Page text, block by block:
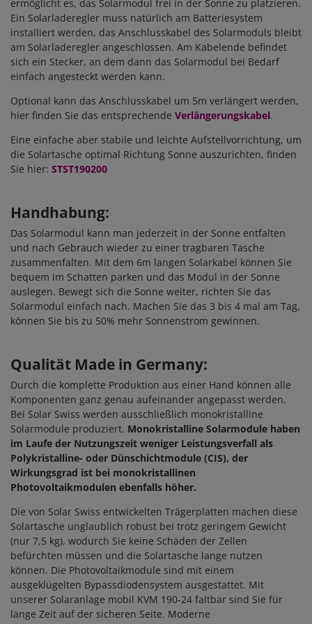
ermöglicht es, das Solarmodul frei in der Sonne zu platzieren.
Ein Solarladeregler muss natürlich am Batteriesystem
installiert werden, das Anschlusskabel des Solarmoduls bleibt
am Solarladeregler angeschlossen. Am Kabelende befindet
sich ein Stecker, an dem dann das Solarmodul bei Bedarf
einfach angesteckt werden kann.
Optional kann das Anschlusskabel um 5m verlängert werden,
hier finden Sie das entsprechende Verlängerungskabel.
Eine einfache aber stabile und leichte Aufstellvorrichtung, um
die Solartasche optimal Richtung Sonne auszurichten, finden
Sie hier: STST190200
Handhabung:
Das Solarmodul kann man jederzeit in der Sonne entfalten
und nach Gebrauch wieder zu einer tragbaren Tasche
zusammenfalten. Mit dem 6m langen Solarkabel können Sie
bequem im Schatten parken und das Modul in der Sonne
auslegen. Bewegt sich die Sonne weiter, richten Sie das
Solarmodul einfach nach. Machen Sie das 3 bis 4 mal am Tag,
können Sie bis zu 50% mehr Sonnenstrom gewinnen.
Qualität Made in Germany:
Durch die komplette Produktion aus einer Hand können alle
Komponenten ganz genau aufeinander angepasst werden.
Bei Solar Swiss werden ausschließlich monokristalline
Solarmodule produziert. Monokristalline Solarmodule haben
im Laufe der Nutzungszeit weniger Leistungsverfall als
Polykristalline- oder Dünschichtmodule (CIS), der
Wirkungsgrad ist bei monokristallinen
Photovoltaikmodulen ebenfalls höher.
Die von Solar Swiss entwickelten Trägerplatten machen diese
Solartasche unglaublich robust bei trotz geringem Gewicht
(nur 7,5 kg), wodurch Sie keine Schäden der Zellen
befürchten müssen und die Solartasche lange nutzen
können. Die Photovoltaikmodule sind mit einem
ausgeklügelten Bypassdiodensystem ausgestattet. Mit
unserer Solaranlage mobil KVM 190-24 faltbar sind Sie für
lange Zeit auf der sicheren Seite. Moderne